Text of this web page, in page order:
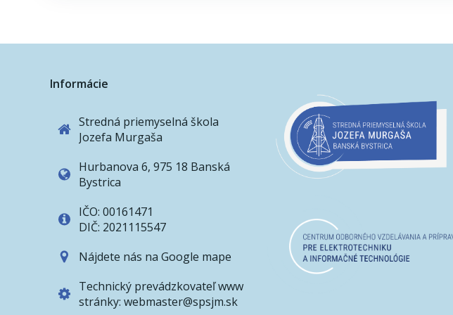
Informácie
Stredná priemyselná škola
Jozefa Murgaša
Hurbanova 6, 975 18 Banská
Bystrica
IČO: 00161471
DIČ: 2021115547
Nájdete nás na Google mape
Technický prevádzkovateľ www
stránky: webmaster@spsjm.sk